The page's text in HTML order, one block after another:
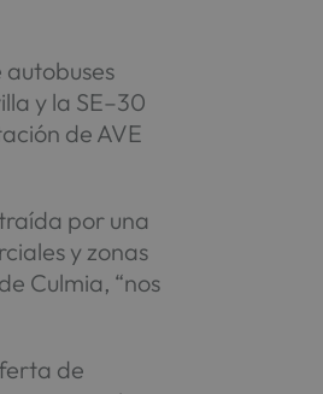
autobuses
y la SE–30
de AVE
por una
y zonas
Culmia, “nos
de